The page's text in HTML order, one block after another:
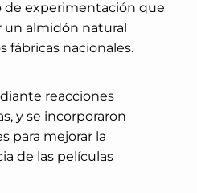
experimentación que
almidón natural
fábricas nacionales.
reacciones
y se incorporaron
para mejorar la
de las películas